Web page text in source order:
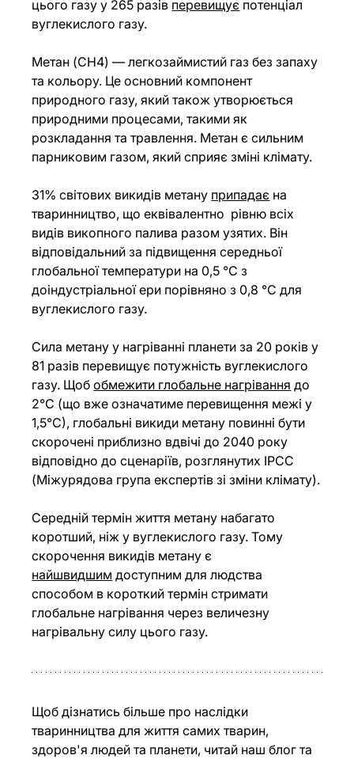
цього газу у 265 разів перевищує потенціал
вуглекислого газу.
Метан (CH4) — легкозаймистий газ без запаху
та кольору. Це основний компонент
природного газу, який також утворюється
природними процесами, такими як
розкладання та травлення. Метан є сильним
парниковим газом, який сприяє зміні клімату.
31% світових викидів метану припадає на
тваринництво, що еквівалентно  рівню всіх
видів викопного палива разом узятих. Він
відповідальний за підвищення середньої
глобальної температури на 0,5 °C з
доіндустріальної ери порівняно з 0,8 °C для
вуглекислого газу.
Сила метану у нагріванні планети за 20 років у
81 разів перевищує потужність вуглекислого
газу. Щоб обмежити глобальне нагрівання до
2°C (що вже означатиме перевищення межі у
1,5°C), глобальні викиди метану повинні бути
скорочені приблизно вдвічі до 2040 року
відповідно до сценаріїв, розглянутих IPCC
(Міжурядова група експертів зі зміни клімату).
Середній термін життя метану набагато
коротший, ніж у вуглекислого газу. Тому
скорочення викидів метану є
найшвидшим доступним для людства
способом в короткий термін стримати
глобальне нагрівання через величезну
нагрівальну силу цього газу.
Щоб дізнатись більше про наслідки
тваринництва для життя самих тварин,
здоров'я людей та планети, читай наш блог та